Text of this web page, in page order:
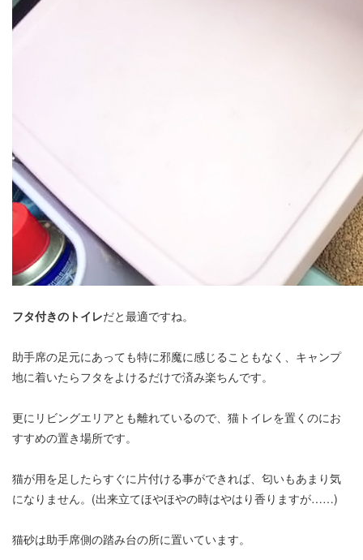
フタ付きのトイレだと最適ですね。
助手席の足元にあっても特に邪魔に感じることもなく、キャンプ
地に着いたらフタをよけるだけで済み楽ちんです。
更にリビングエリアとも離れているので、猫トイレを置くのにお
すすめの置き場所です。
猫が用を足したらすぐに片付ける事ができれば、匂いもあまり気
になりません。(出来立てほやほやの時はやはり香りますが……)
猫砂は助手席側の踏み台の所に置いています。